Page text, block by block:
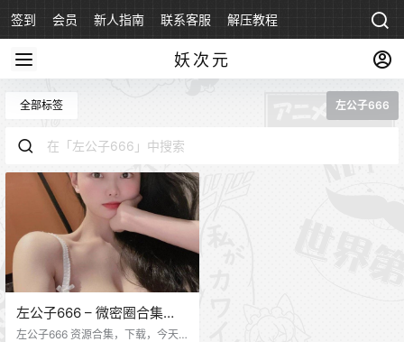
签到 会员 新人指南 联系客服 解压教程
妖次元
全部标签 左公子666
左公子666 – 微密圈合集
[100+套][最新作品][持续更
左公子666 资源合集，下载，今天